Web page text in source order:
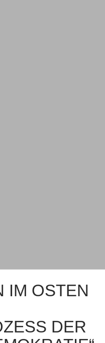
IM OSTEN
DER